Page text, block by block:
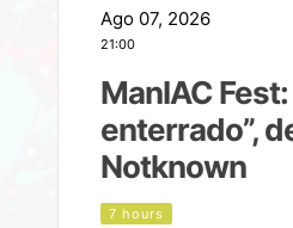
Ago 07, 2026
21:00
ManIAC
enterrado”,
Notknown
7 hours